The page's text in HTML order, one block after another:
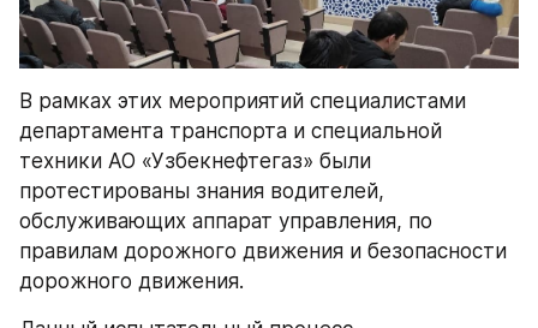
В рамках этих мероприятий специалистами
департамента транспорта и специальной
техники АО «Узбекнефтегаз» были
протестированы знания водителей,
обслуживающих аппарат управления, по
правилам дорожного движения и безопасности
дорожного движения.